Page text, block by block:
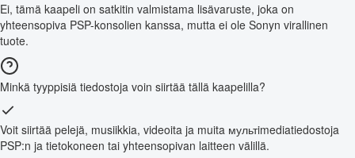
Ei, tämä kaapeli on satkitin valmistama lisävaruste, joka on
yhteensopiva PSP-konsolien kanssa, mutta ei ole Sonyn virallinen
tuote.
Minkä tyyppisiä tiedostoja voin siirtää tällä kaapelilla?
Voit siirtää pelejä, musiikkia, videoita ja muita мультimediatiedostoja
PSP:n ja tietokoneen tai yhteensopivan laitteen välillä.